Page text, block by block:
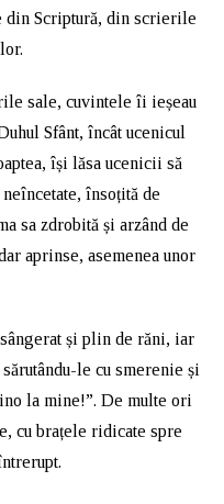
din Scriptură, din scrierile
sale, cuvintele îi ieșeau
Sfânt, încât ucenicul
își lăsa ucenicii să
însoțită de
sa zdrobită și arzând de
aprinse, asemenea unor
și plin de răni, iar
le cu smerenie și
la mine!”. De multe ori
cu brațele ridicate spre